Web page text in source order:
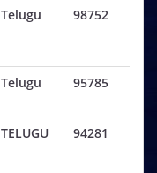
Telugu 98752
Telugu 95785
TELUGU 94281